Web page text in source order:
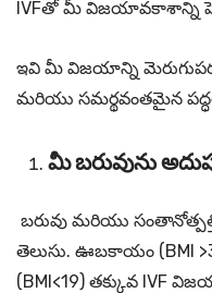
IVFతో మీ విజయావకాశాన్ని
ఇవి మీ విజయాన్ని
మరియు సమర్థవంతమైన
మీ బరువును
బరువు మరియు
తెలుసు. ఊబకాయం (BMI
(BMI<19) తక్కువ IVF